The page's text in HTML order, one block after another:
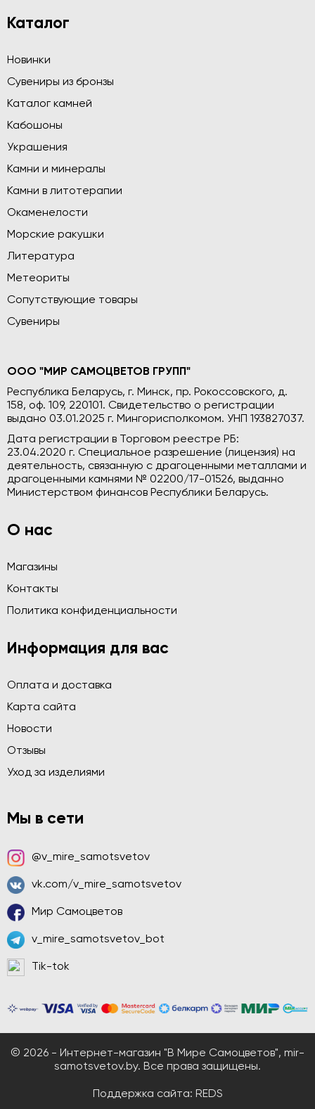
Каталог
Новинки
Сувениры из бронзы
Каталог камней
Кабошоны
Украшения
Камни и минералы
Камни в литотерапии
Окаменелости
Морские ракушки
Литература
Метеориты
Сопутствующие товары
Сувениры
ООО "МИР САМОЦВЕТОВ ГРУПП"
Республика Беларусь, г. Минск, пр. Рокоссовского, д.
158, оф. 109, 220101. Свидетельство о регистрации
выдано 03.01.2025 г. Мингорисполкомом. УНП 193827037.
Дата регистрации в Торговом реестре РБ:
23.04.2020 г. Специальное разрешение (лицензия) на
деятельность, связанную с драгоценными металлами и
драгоценными камнями № 02200/17-01526, выданно
Министерством финансов Республики Беларусь.
О нас
Магазины
Контакты
Политика конфиденциальности
Информация для вас
Оплата и доставка
Карта сайта
Новости
Отзывы
Уход за изделиями
Мы в сети
@v_mire_samotsvetov
vk.com/v_mire_samotsvetov
Мир Самоцветов
v_mire_samotsvetov_bot
Tik-tok
© 2026 - Интернет-магазин "В Мире Самоцветов", mir-
samotsvetov.by. Все права защищены.
Поддержка сайта: REDS